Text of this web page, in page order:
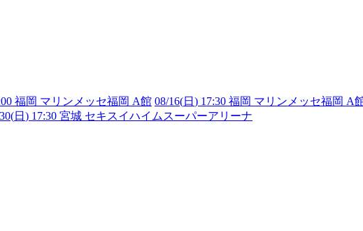
福岡 マリンメッセ福岡 A館 08/16(日 ) 17:30 福岡 マリンメッセ福岡 A
日 ) 17:30 宮城 セキスイハイムスーパーアリーナ